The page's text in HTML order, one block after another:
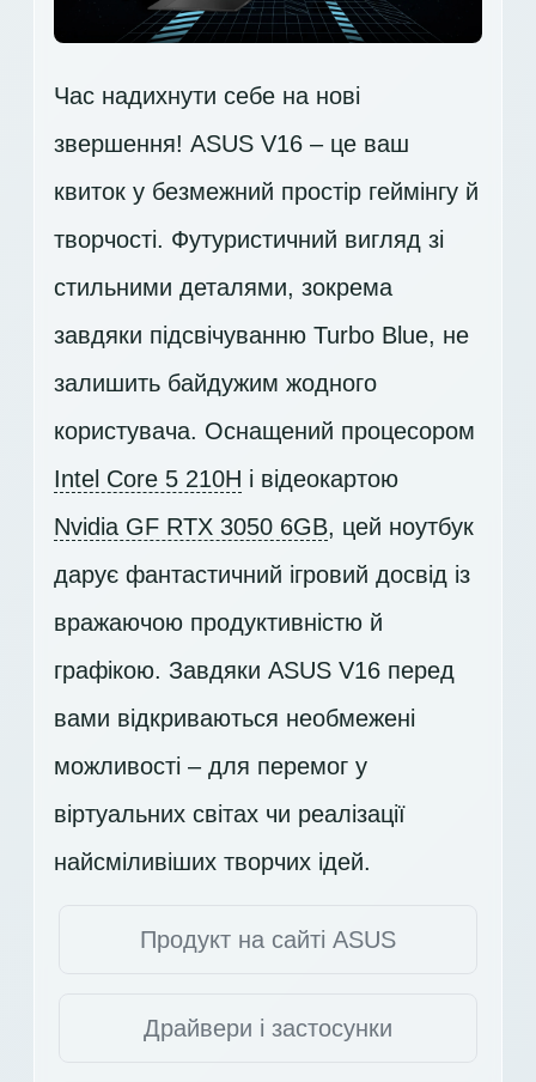
Час надихнути себе на нові
звершення! ASUS V16 – це ваш
квиток у безмежний простір геймінгу й
творчості. Футуристичний вигляд зі
стильними деталями, зокрема
завдяки підсвічуванню Turbo Blue, не
залишить байдужим жодного
користувача. Оснащений процесором
Intel Core 5 210H і відеокартою
Nvidia GF RTX 3050 6GB, цей ноутбук
дарує фантастичний ігровий досвід із
вражаючою продуктивністю й
графікою. Завдяки ASUS V16 перед
вами відкриваються необмежені
можливості – для перемог у
віртуальних світах чи реалізації
найсміливіших творчих ідей.
Продукт на сайті ASUS
Драйвери і застосунки